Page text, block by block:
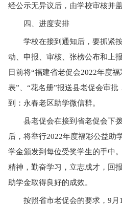
经公示无异议后，由学校审核并
四、进度安排
学校在接到通知后，要抓紧
动、申报、审核、张榜公布和上
日前将“福建省老促会2022年度
表”、“花名册”报送县老促会审
到：永春老区助学微信群。
县老促会在接到省老促会下
后，将举行2022年度福彩公益助
学金颁发到每位受奖学生的手中
精神，勤奋学习，立志成才，回
助学金取得良好的成效。
按照省市老促会的要求， 9月